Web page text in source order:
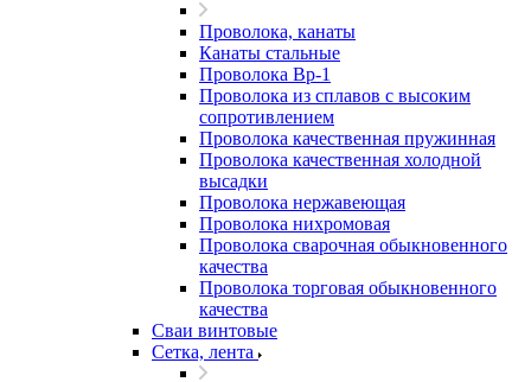
Проволока, канаты
Канаты стальные
Проволока Вр-1
Проволока из сплавов с высоким
сопротивлением
Проволока качественная пружинная
Проволока качественная холодной
высадки
Проволока нержавеющая
Проволока нихромовая
Проволока сварочная обыкновенного
качества
Проволока торговая обыкновенного
качества
Сваи винтовые
Сетка, лента